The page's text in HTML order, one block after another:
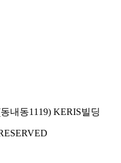
내동1119) KERIS빌딩